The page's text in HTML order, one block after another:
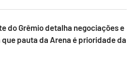
do Grêmio detalha negociações e
que pauta da Arena é prioridade da